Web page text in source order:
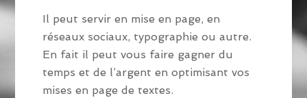
Il peut servir en mise en page, en
réseaux sociaux, typographie ou autre.
En fait il peut vous faire gagner du
temps et de l’argent en optimisant vos
mises en page de textes.